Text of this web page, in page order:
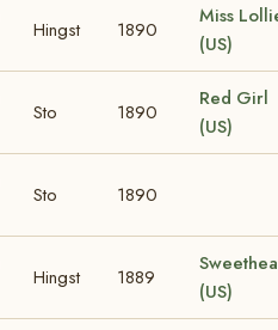
Hingst 1890
Miss
(US)
Sto 1890
Red Girl
(US)
Sto 1890
Hingst 1889
(US)